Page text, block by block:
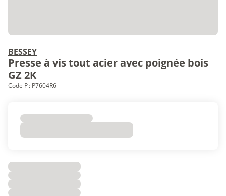
BESSEY
Presse à vis tout acier avec poignée bois
GZ 2K
Code P : P7604R6